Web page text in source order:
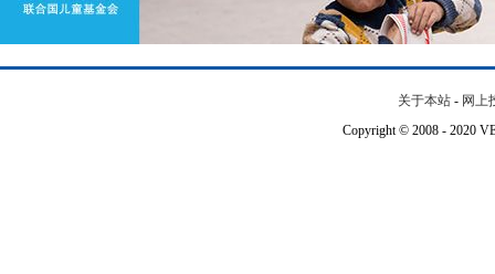
关于本站 - 网上
Copyright © 2008 - 2020